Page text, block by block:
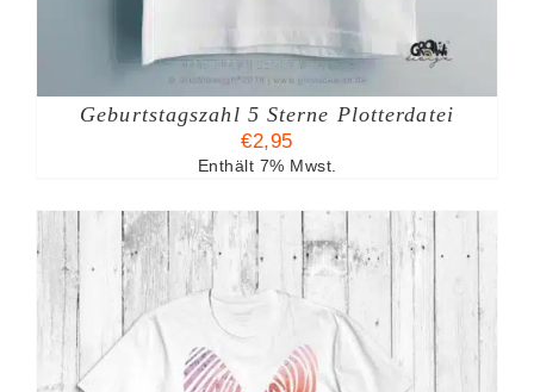
Geburtstagszahl 5 Sterne Plotterdatei
€2,95
Enthält 7% Mwst.